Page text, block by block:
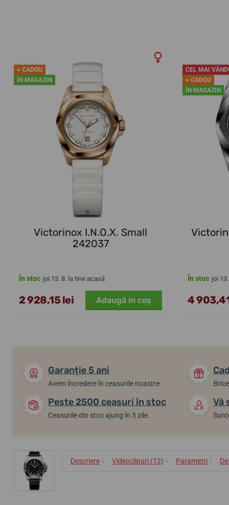
+ CADOU
ÎN MAGAZIN
Victorinox I.N.O.X. Small
242037
În stoc joi 13. 8. la tine acasă
2 928,15 lei Adaugă in coş
CEL MAI
+ CADOU
ÎN MAGAZIN
În stoc joi
4
Garanție 5 ani
Avem încredere în ceasurile noastre
Peste 2500 ceasuri în stoc
Ceasurile din stoc ajung în 3 zile.
Vă
Descriere ↓ Videoclipuri (12) ↓ Parametri ↓